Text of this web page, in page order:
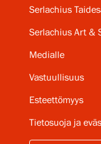
Serlachius
Serlachius Art &
Medialle
Vastuullisuus
Esteettömyys
Tietosuoja ja